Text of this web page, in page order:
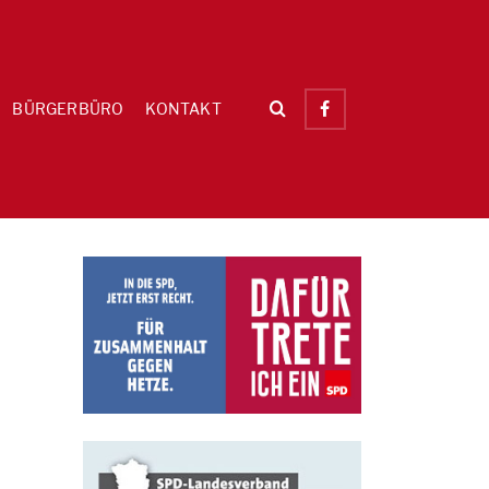
BÜRGERBÜRO KONTAKT